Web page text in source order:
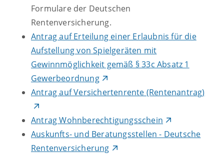
Formulare der Deutschen
Rentenversicherung.
Antrag auf Erteilung einer Erlaubnis für die
Aufstellung von Spielgeräten mit
Gewinnmöglichkeit gemäß § 33c Absatz 1
Gewerbeordnung
Antrag auf Versichertenrente (Rentenantrag)
Antrag Wohnberechtigungsschein
Auskunfts- und Beratungsstellen - Deutsche
Rentenversicherung